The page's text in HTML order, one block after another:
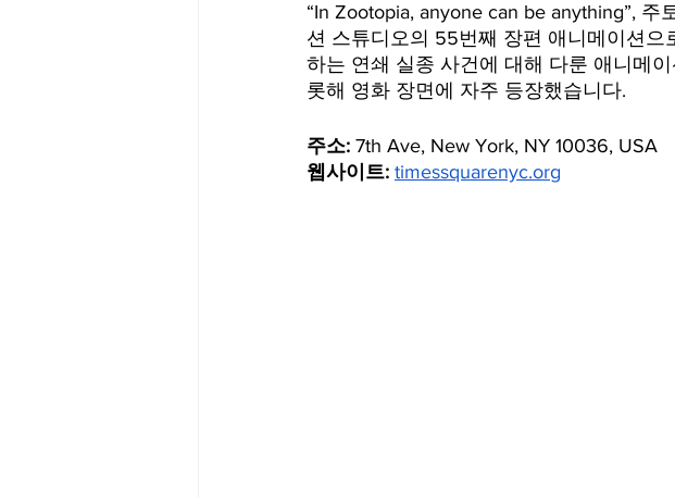
“In Zootopia, anyone can be anything”,
션 스튜디오의 55번째 장편 애니메이션으
하는 연쇄 실종 사건에 대해 다룬 애니메
롯해 영화 장면에 자주 등장했습니다.
주소: 7th Ave, New York, NY 10036, USA
웹사이트: timessquarenyc.org